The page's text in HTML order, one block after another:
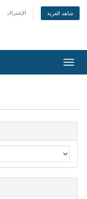
الإشتراك شاهد العربة
تبديل
التنقل